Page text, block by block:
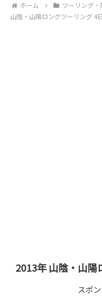
ホーム ツーリング・
山陰・山陽ロングツーリング 4
2013年 山陰・山陽
スポ